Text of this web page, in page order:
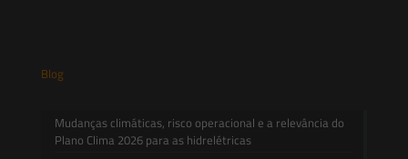
Blog
Mudanças climáticas, risco operacional e a relevância do
Plano Clima 2026 para as hidrelétricas